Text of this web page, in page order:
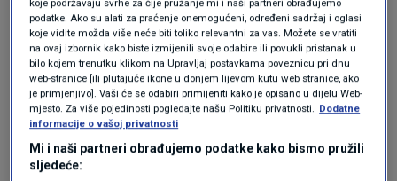
Oglas
podatke. Ako su alati za praćenje onemogućeni, određeni sadržaj i oglasi
koje vidite možda više neće biti toliko relevantni za vas. Možete se vratiti
na ovaj izbornik kako biste izmijenili svoje odabire ili povukli pristanak u
bilo kojem trenutku klikom na Upravljaj postavkama poveznicu pri dnu
web-stranice [ili plutajuće ikone u donjem lijevom kutu web stranice, ako
je primjenjivo]. Vaši će se odabiri primijeniti kako je opisano u dijelu Web-
mjesto. Za više pojedinosti pogledajte našu Politiku privatnosti.
Dodatne
informacije o vašoj privatnosti
Mi i naši partneri obrađujemo podatke kako bismo pružili
sljedeće: